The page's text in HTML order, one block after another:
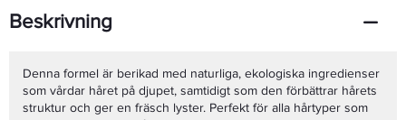
Beskrivning
Denna formel är berikad med naturliga, ekologiska ingredienser
som vårdar håret på djupet, samtidigt som den förbättrar hårets
struktur och ger en fräsch lyster. Perfekt för alla hårtyper som